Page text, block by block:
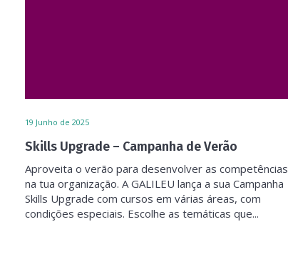
19 Junho de 2025
Skills Upgrade – Campanha de Verão
Aproveita o verão para desenvolver as competências
na tua organização. A GALILEU lança a sua Campanha
Skills Upgrade com cursos em várias áreas, com
condições especiais. Escolhe as temáticas que...